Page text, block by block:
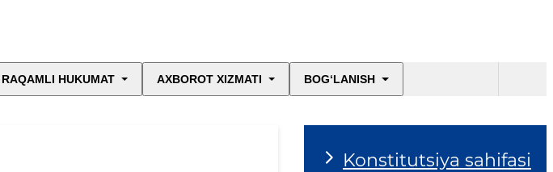
RAQAMLI HUKUMAT AXBOROT XIZMATI BOG‘LANISH
Konstitutsiya sahifasi